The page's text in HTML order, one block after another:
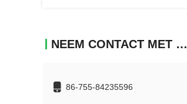
NEEM CONTACT MET ONS OP
86-755-84235596